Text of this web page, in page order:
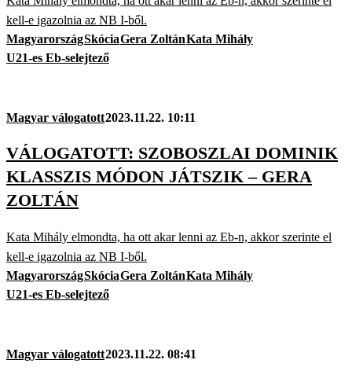
kell-e igazolnia az NB I-ből.
MagyarországSkóciaGera ZoltánKata Mihály
U21-es Eb-selejtező
Magyar válogatott2023.11.22. 10:11
VÁLOGATOTT: SZOBOSZLAI DOMINIK
KLASSZIS MÓDON JÁTSZIK – GERA
ZOLTÁN
Kata Mihály elmondta, ha ott akar lenni az Eb-n, akkor szerinte el
kell-e igazolnia az NB I-ből.
MagyarországSkóciaGera ZoltánKata Mihály
U21-es Eb-selejtező
Magyar válogatott2023.11.22. 08:41